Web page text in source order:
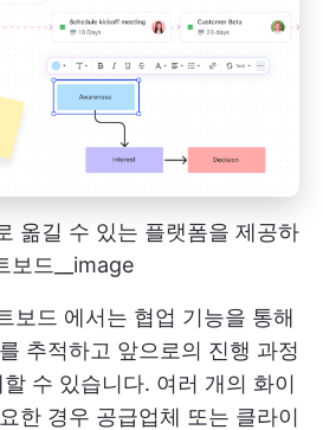
옮길 수 있는 플랫폼을 제공하
보드__image
보드 에서는 협업 기능을 통해
추적하고 앞으로의 진행 과정
수 있습니다. 여러 개의 화이
한 경우 공급업체 또는 클라이